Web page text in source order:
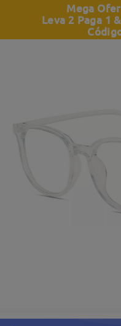
Mega
Leva 2 Paga